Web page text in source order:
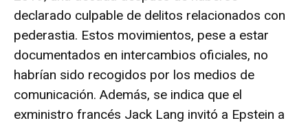
declarado culpable de delitos relacionados con
pederastia. Estos movimientos, pese a estar
documentados en intercambios oficiales, no
habrían sido recogidos por los medios de
comunicación. Además, se indica que el
exministro francés Jack Lang invitó a Epstein a